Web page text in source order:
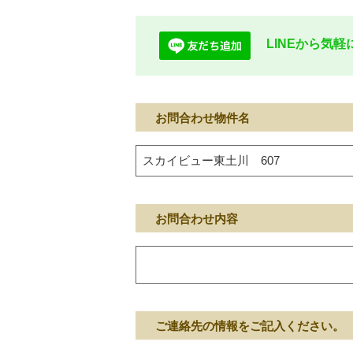
LINEから気軽
お問合わせ物件名
お問合わせ内容
ご連絡先の情報をご記入ください。